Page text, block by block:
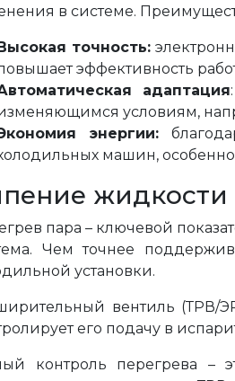
в системе.
Высокая точность:
эффективность
адаптация
условиям,
энергии:
машин,
жидкости
пара – ключевой
Чем точнее
установки.
вентиль (ТРВ/
его подачу в
контроль перегрева –